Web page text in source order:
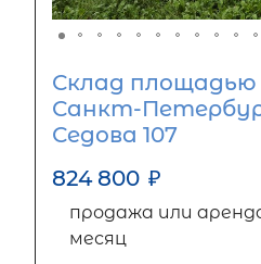
Склад площадью
Санкт-
Седова 107
824 800 ₽
продажа или
месяц